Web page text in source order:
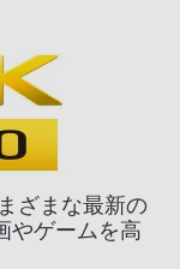
ざまな最新の
やゲームを高